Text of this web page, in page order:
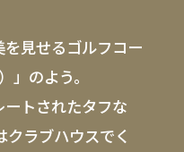
見せるゴルフコー
」のよう。
トされたタフな
ラブハウスでく